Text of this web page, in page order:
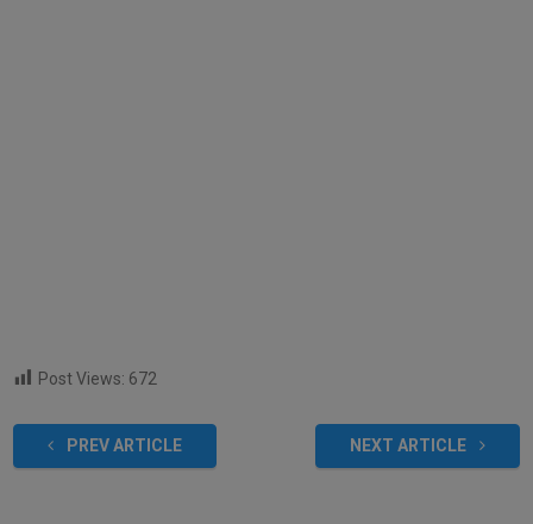
Post Views: 672
PREV ARTICLE NEXT ARTICLE